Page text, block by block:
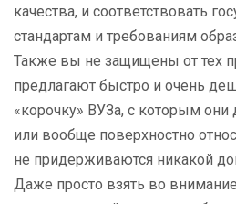
качества, и соответствовать
стандартам и требованиям
Также вы не защищены от тех
предлагают быстро и очень
«корочку» ВУЗа, с которым
или вообще поверхностно
не придерживаются никакой
Даже просто взять во